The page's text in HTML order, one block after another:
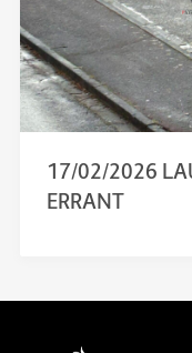
17/02/2026
ERRANT